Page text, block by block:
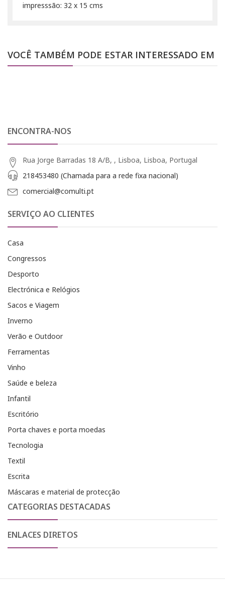
impresssão: 32 x 15 cms
VOCÊ TAMBÉM PODE ESTAR INTERESSADO EM
ENCONTRA-NOS
Rua Jorge Barradas 18 A/B, , Lisboa, Lisboa, Portugal
218453480 (Chamada para a rede fixa nacional)
comercial@comulti.pt
SERVIÇO AO CLIENTES
Casa
Congressos
Desporto
Electrónica e Relógios
Sacos e Viagem
Inverno
Verão e Outdoor
Ferramentas
Vinho
Saúde e beleza
Infantil
Escritório
Porta chaves e porta moedas
Tecnologia
Textil
Escrita
Máscaras e material de protecção
CATEGORIAS DESTACADAS
ENLACES DIRETOS